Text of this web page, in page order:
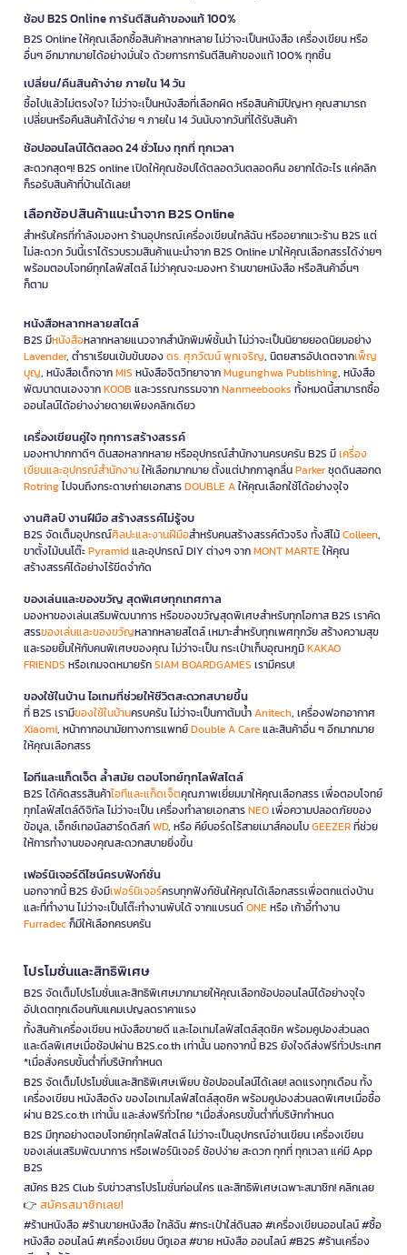
ช้อป B2S Online การันตีสินค้าของแท้ 100%
B2S Online ให้คุณเลือกซื้อสินค้าหลากหลาย ไม่ว่าจะเป็นหนังสือ เครื่องเขียน หรือ
อื่นๆ อีกมากมายได้อย่างมั่นใจ ด้วยการการันตีสินค้าของแท้ 100% ทุกชิ้น
เปลี่ยน/คืนสินค้าง่าย ภายใน 14 วัน
ซื้อไปแล้วไม่ตรงใจ? ไม่ว่าจะเป็นหนังสือที่เลือกผิด หรือสินค้ามีปัญหา คุณสามารถ
เปลี่ยนหรือคืนสินค้าได้ง่าย ๆ ภายใน 14 วันนับจากวันที่ได้รับสินค้า
ช้อปออนไลน์ได้ตลอด 24 ชั่วโมง ทุกที่ ทุกเวลา
สะดวกสุดๆ! B2S online เปิดให้คุณช้อปได้ตลอดวันตลอดคืน อยากได้อะไร แค่คลิก
ก็รอรับสินค้าที่บ้านได้เลย!
เลือกช้อปสินค้าแนะนำจาก B2S Online
สำหรับใครที่กำลังมองหา ร้านอุปกรณ์เครื่องเขียนใกล้ฉัน หรืออยากแวะร้าน B2S แต่
ไม่สะดวก วันนี้เราได้รวบรวมสินค้าแนะนำจาก B2S Online มาให้คุณเลือกสรรได้ง่ายๆ
พร้อมตอบโจทย์ทุกไลฟ์สไตล์ ไม่ว่าคุณจะมองหา ร้านขายหนังสือ หรือสินค้าอื่นๆ
ก็ตาม
หนังสือหลากหลายสไตล์
B2S มีหนังสือหลากหลายแนวจากสำนักพิมพ์ชั้นนำ ไม่ว่าจะเป็นนิยายยอดนิยมอย่าง
Lavender, ตำราเรียนเข้มข้นของดร. ศุภวัฒน์ พุกเจริญ, นิตยสารอัปเดตจากเพ็ญ
บุญ, หนังสือเด็กจากMIS หนังสือจิตวิทยาจากMugunghwa Publishing, หนังสือ
พัฒนาตนเองจากKOOB และวรรณกรรมจากNanmeebooks ทั้งหมดนี้สามารถซื้อ
ออนไลน์ได้อย่างง่ายดายเพียงคลิกเดียว
เครื่องเขียนคู่ใจ ทุกการสร้างสรรค์
มองหาปากกาดีๆ ดินสอหลากหลาย หรืออุปกรณ์สำนักงานครบครัน B2S มีเครื่อง
เขียนและอุปกรณ์สำนักงานให้เลือกมากมาย ตั้งแต่ปากกาลูกลื่นParkerชุดดินสอกด
Rotringไปจนถึงกระดาษถ่ายเอกสารDOUBLE Aให้คุณเลือกใช้ได้อย่างจุใจ
งานศิลป์ งานฝีมือ สร้างสรรค์ไม่รู้จบ
B2S จัดเต็มอุปกรณ์ศิลปะและงานฝีมือสำหรับคนสร้างสรรค์ตัวจริง ทั้งสีไม้Colleen,
ขาตั้งไม้บนโต๊ะPyramidและอุปกรณ์ DIY ต่างๆ จากMONT MARTEให้คุณ
สร้างสรรค์ได้อย่างไร้ขีดจำกัด
ของเล่นและของขวัญ สุดพิเศษทุกเทศกาล
มองหาของเล่นเสริมพัฒนาการ หรือของขวัญสุดพิเศษสำหรับทุกโอกาส B2S เราคัด
สรรของเล่นและของขวัญหลากหลายสไตล์ เหมาะสำหรับทุกเพศทุกวัย สร้างความสุข
และรอยยิ้มให้กับคนพิเศษของคุณ ไม่ว่าจะเป็น กระเป๋าเก็บอุณหภูมิKAKAO
FRIENDS หรือเกมจดหมายรักSIAM BOARDGAMES เรามีครบ!
ของใช้ในบ้าน ไอเทมที่ช่วยให้ชีวิตสะดวกสบายขึ้น
ที่ B2S เรามีของใช้ในบ้านครบครัน ไม่ว่าจะเป็นกาต้มน้ำAnitech, เครื่องฟอกอากาศ
Xiaomi, หน้ากากอนามัยทางการแพทย์Double A Careและสินค้าอื่น ๆ อีกมากมาย
ให้คุณเลือกสรร
ไอทีและแก็ดเจ็ต ล้ำสมัย ตอบโจทย์ทุกไลฟ์สไตล์
B2S ได้คัดสรรสินค้าไอทีและแก็ดเจ็ตคุณภาพเยี่ยมมาให้คุณเลือกสรร เพื่อตอบโจทย์
ทุกไลฟ์สไตล์ดิจิทัล ไม่ว่าจะเป็น เครื่องทำลายเอกสารNEOเพื่อความปลอดภัยของ
ข้อมูล, เอ็กซ์เทอนัลฮาร์ดดิสก์WD, หรือ คีย์บอร์ดไร้สายเมาส์คอมโบGEEZERที่ช่วย
ให้การทำงานของคุณสะดวกสบายยิ่งขึ้น
เฟอร์นิเจอร์ดีไซน์ครบฟังก์ชั่น
นอกจากนี้ B2S ยังมีเฟอร์นิเจอร์ครบทุกฟังก์ชันให้คุณได้เลือกสรรเพื่อตกแต่งบ้าน
และที่ทำงาน ไม่ว่าจะเป็นโต๊ะทำงานพับได้ จากแบรนด์ONEหรือ เก้าอี้ทำงาน
Furradecก็มีให้เลือกครบครัน
โปรโมชั่นและสิทธิพิเศษ
B2S จัดเต็มโปรโมชั่นและสิทธิพิเศษมากมายให้คุณเลือกช้อปออนไลน์ได้อย่างจุใจ
อัปเดตทุกเดือนกับแคมเปญลดราคาแรง
ทั้งสินค้าเครื่องเขียน หนังสือขายดี และไอเทมไลฟ์สไตล์สุดชิค พร้อมคูปองส่วนลด
และดีลพิเศษเมื่อช้อปผ่าน B2S.co.th เท่านั้น นอกจากนี้ B2S ยังใจดีส่งฟรีทั่วประเทศ
*เมื่อสั่งครบขั้นต่ำที่บริษัทกำหนด
B2S จัดเต็มโปรโมชั่นและสิทธิพิเศษเพียบ ช้อปออนไลน์ได้เลย! ลดแรงทุกเดือน ทั้ง
เครื่องเขียน หนังสือดัง ของไอเทมไลฟ์สไตล์สุดชิค พร้อมคูปองส่วนลดพิเศษเมื่อซื้อ
ผ่าน B2S.co.th เท่านั้น และส่งฟรีทั่วไทย *เมื่อสั่งครบขั้นต่ำที่บริษัทกำหนด
B2S มีทุกอย่างตอบโจทย์ทุกไลฟ์สไตล์ ไม่ว่าจะเป็นอุปกรณ์อ่านเขียน เครื่องเขียน
ของเล่นเสริมพัฒนาการ หรือเฟอร์นิเจอร์ ช้อปง่าย สะดวก ทุกที่ ทุกเวลา แค่มี App
B2S
สมัคร B2S Club รับข่าวสารโปรโมชั่นก่อนใคร และสิทธิพิเศษเฉพาะสมาชิก! คลิกเลย
👉 สมัครสมาชิกเลย!
#ร้านหนังสือ #ร้านขายหนังสือ ใกล้ฉัน #กระเป๋าใส่ดินสอ #เครื่องเขียนออนไลน์ #ซื้อ
หนังสือ ออนไลน์ #เครื่องเขียน บีทูเอส #ขาย หนังสือ ออนไลน์ #B2S #ร้านเครื่อง